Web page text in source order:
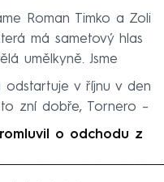
Roman Timko a Zoli
má sametový hlas
umělkyně. Jsme
odstartuje v říjnu v den
zní dobře, Tornero –
o odchodu z